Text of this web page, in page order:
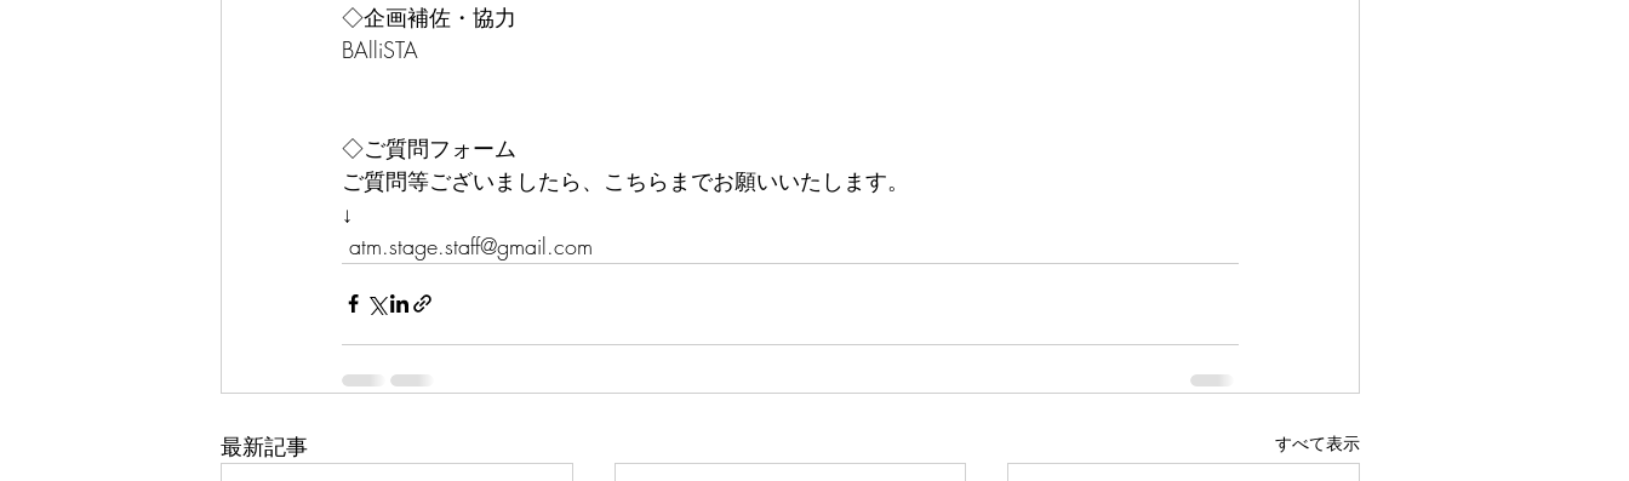
◇企画補佐・協力
BAlliSTA
◇ご質問フォーム
ご質問等ございましたら、こちらまでお願いいたします。
↓
atm.stage.staff@gmail.com
最新記事 すべて表示